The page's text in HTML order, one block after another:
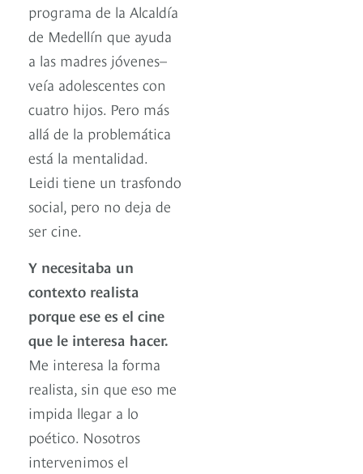
programa de la Alcaldía
de Medellín que ayuda
a las madres jóvenes–
veía adolescentes con
cuatro hijos. Pero más
allá de la problemática
está la mentalidad.
Leidi tiene un trasfondo
social, pero no deja de
ser cine.
Y necesitaba un
contexto realista
porque ese es el cine
que le interesa hacer.
Me interesa la forma
realista, sin que eso me
impida llegar a lo
poético. Nosotros
intervenimos el